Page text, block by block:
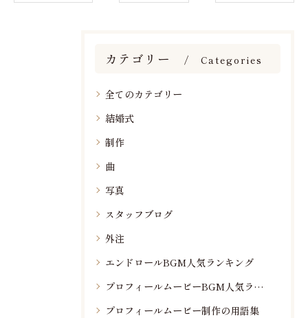
カテゴリー Categories
全てのカテゴリー
結婚式
制作
曲
写真
スタッフブログ
外注
エンドロールBGM人気ランキング
プロフィールムービーBGM人気ランキング
プロフィールムービー制作の用語集